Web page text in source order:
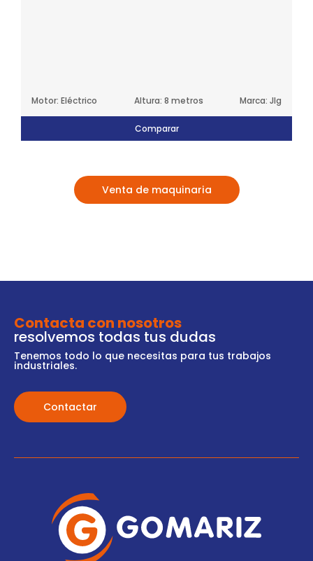
Motor: Eléctrico Altura: 8 metros Marca: Jlg
Comparar
Venta de maquinaria
Contacta con nosotros
resolvemos todas tus dudas
Tenemos todo lo que necesitas para tus trabajos
industriales.
Contactar